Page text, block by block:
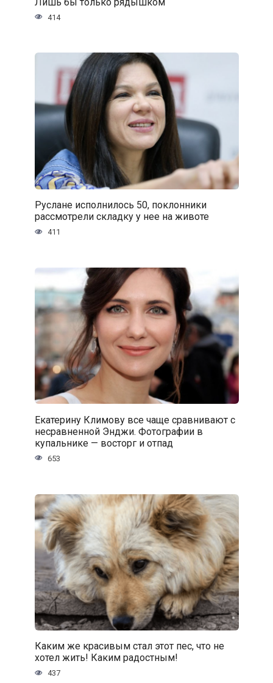
414
Руслане исполнилось 50, поклонники
рассмотрели складку у нее на животе
411
Екатерину Климову все чаще сравнивают с
несравненной Энджи. Фотографии в
купальнике — восторг и отпад
653
Каким же красивым стал этот пес, что не
хотел жить! Каким радостным!
437